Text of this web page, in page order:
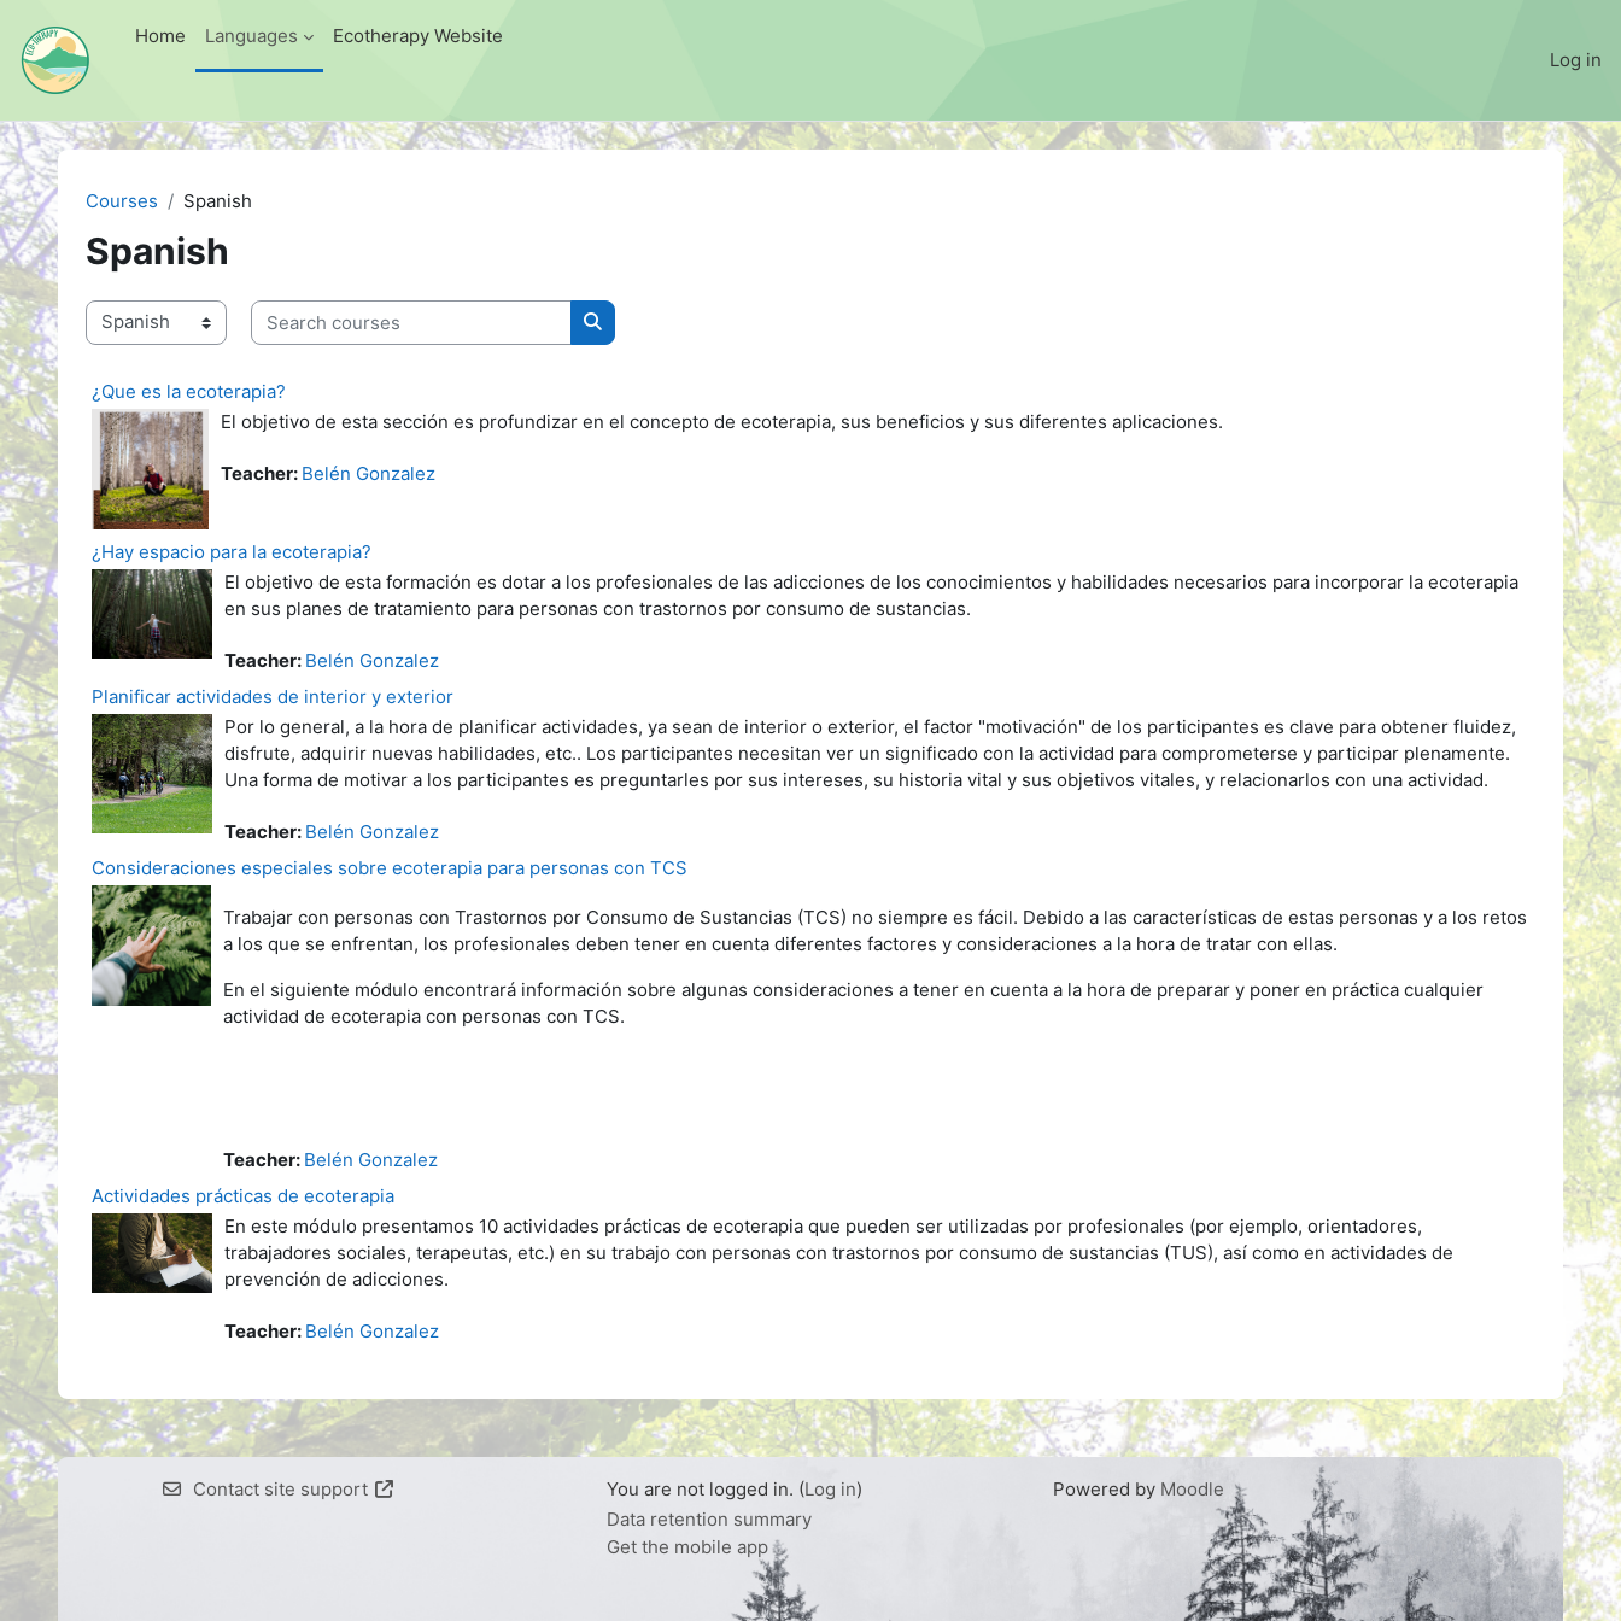
Home
Languages
Ecotherapy Website
Log in
Courses Spanish
Spanish
Course categories
Search courses
Search courses
¿Que es la ecoterapia?
El objetivo de esta sección es profundizar en el concepto de ecoterapia, sus beneficios y sus diferentes aplicaciones.
Teacher: Belén Gonzalez
¿Hay espacio para la ecoterapia?
El objetivo de esta formación es dotar a los profesionales de las adicciones de los conocimientos y habilidades necesarios para incorporar la ecoterapia
en sus planes de tratamiento para personas con trastornos por consumo de sustancias.
Teacher: Belén Gonzalez
Planificar actividades de interior y exterior
Por lo general, a la hora de planificar actividades, ya sean de interior o exterior, el factor "motivación" de los participantes es clave para obtener fluidez,
disfrute, adquirir nuevas habilidades, etc.. Los participantes necesitan ver un significado con la actividad para comprometerse y participar plenamente.
Una forma de motivar a los participantes es preguntarles por sus intereses, su historia vital y sus objetivos vitales, y relacionarlos con una actividad.
Teacher: Belén Gonzalez
Consideraciones especiales sobre ecoterapia para personas con TCS
Trabajar con personas con Trastornos por Consumo de Sustancias (TCS) no siempre es fácil. Debido a las características de estas personas y a los retos
a los que se enfrentan, los profesionales deben tener en cuenta diferentes factores y consideraciones a la hora de tratar con ellas.
En el siguiente módulo encontrará información sobre algunas consideraciones a tener en cuenta a la hora de preparar y poner en práctica cualquier
actividad de ecoterapia con personas con TCS.
Teacher: Belén Gonzalez
Actividades prácticas de ecoterapia
En este módulo presentamos 10 actividades prácticas de ecoterapia que pueden ser utilizadas por profesionales (por ejemplo, orientadores,
trabajadores sociales, terapeutas, etc.) en su trabajo con personas con trastornos por consumo de sustancias (TUS), así como en actividades de
prevención de adicciones.
Teacher: Belén Gonzalez
Contact site support You are not logged in. (Log in)
Data retention summary
Get the mobile app
Powered by Moodle